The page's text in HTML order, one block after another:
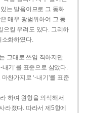
는 발음이므로 그 동화
매우 광범위하여 그 동
으킬 우려도 있다. 그리하
소화하였다.
그대로 쓰임 직하지만
내기’를 표준으로 삼았다.
찬가지로 ‘-내기’를 표준
하여 원형을 의식해서
라졌다. 따라서 제5항에